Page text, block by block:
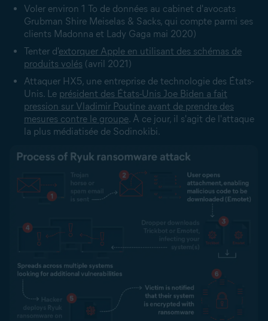
Voler environ 1 To de données au cabinet d'avocats
Grubman Shire Meiselas & Sacks, qui compte parmi ses
clients Madonna et Lady Gaga mai 2020)
Tenter d'extorquer Apple en utilisant des schémas de
produits volés (avril 2021)
Attaquer HX5, une entreprise de technologie des États-
Unis. Le président des États-Unis Joe Biden a fait
pression sur Vladimir Poutine avant de prendre des
mesures contre le groupe. À ce jour, il s'agit de l'attaque
la plus médiatisée de Sodinokibi.